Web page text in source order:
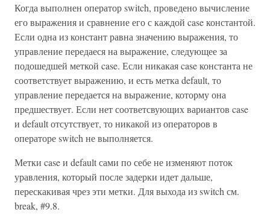
Когда выполнен оператор switch, проведено вычисление
его выражения и сравнение его с каждой case константой.
Если одна из констант равна значению выражения, то
управление передаеся на выражение, следующее за
подошедшей меткой case. Если никакая case константа не
соответствует выражению, и есть метка default, то
управление передается на выражение, которму она
предшествует. Если нет соответсвующих вариантов case
и default отсутствует, то никакой из операторов в
операторе switch не выполняется.
Метки case и default сами по себе не изменяют поток
уравления, который после задерки идет дальше,
перескакивая чрез эти метки. Для выхода из switch см.
break, #9.8.